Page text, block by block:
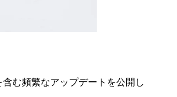
む頻繁なアップデートを公開し